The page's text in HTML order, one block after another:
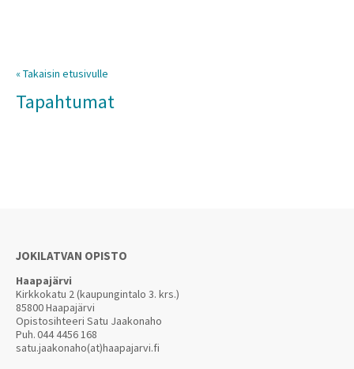
« Takaisin etusivulle
Tapahtumat
JOKILATVAN OPISTO
Haapajärvi
Kirkkokatu 2 (kaupungintalo 3. krs.)
85800 Haapajärvi
Opistosihteeri Satu Jaakonaho
Puh.044 4456 168
satu.jaakonaho(at)haapajarvi.fi